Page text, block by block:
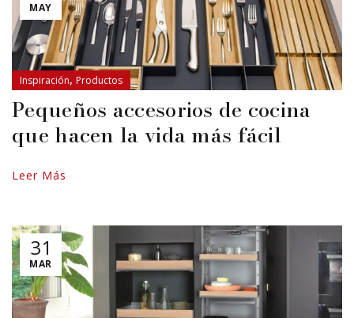
MAY
Inspiración, Productos
Pequeños accesorios de cocina
que hacen la vida más fácil
Leer Más
31
MAR